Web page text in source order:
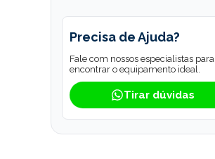
Precisa de Ajuda?
Fale com nossos especialistas para
encontrar o equipamento ideal.
Tirar dúvidas